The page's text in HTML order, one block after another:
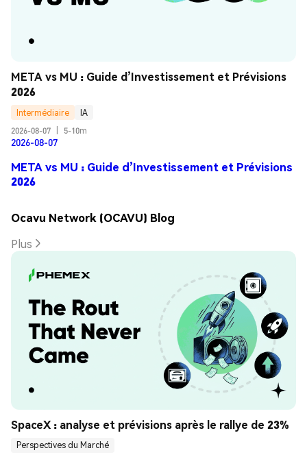
META vs MU : Guide d’Investissement et Prévisions
2026
Intermédiaire
IA
2026-08-07
5-10m
2026-08-07
META vs MU : Guide d’Investissement et Prévisions
2026
Ocavu Network (OCAVU) Blog
Plus
SpaceX : analyse et prévisions après le rallye de 23%
Perspectives du Marché